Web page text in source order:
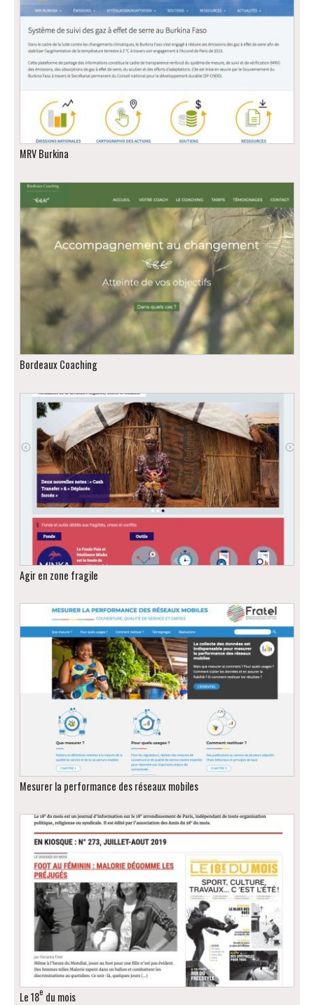
MRV Burkina
Bordeaux Coaching
Agir en zone fragile
Mesurer la performance des réseaux mobiles
Le 18e du mois